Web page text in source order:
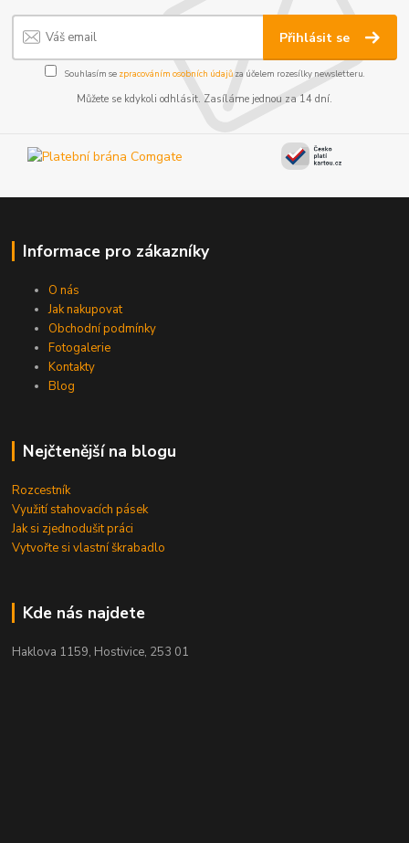
Přihlásit se
Souhlasím se zpracováním osobních údajůza účelem rozesílky newsletteru.
Můžete se kdykoli odhlásit. Zasíláme jednou za 14 dní.
Informace pro zákazníky
O nás
Jak nakupovat
Obchodní podmínky
Fotogalerie
Kontakty
Blog
Nejčtenější na blogu
Rozcestník
Využití stahovacích pásek
Jak si zjednodušit práci
Vytvořte si vlastní škrabadlo
Kde nás najdete
Haklova 1159, Hostivice, 253 01